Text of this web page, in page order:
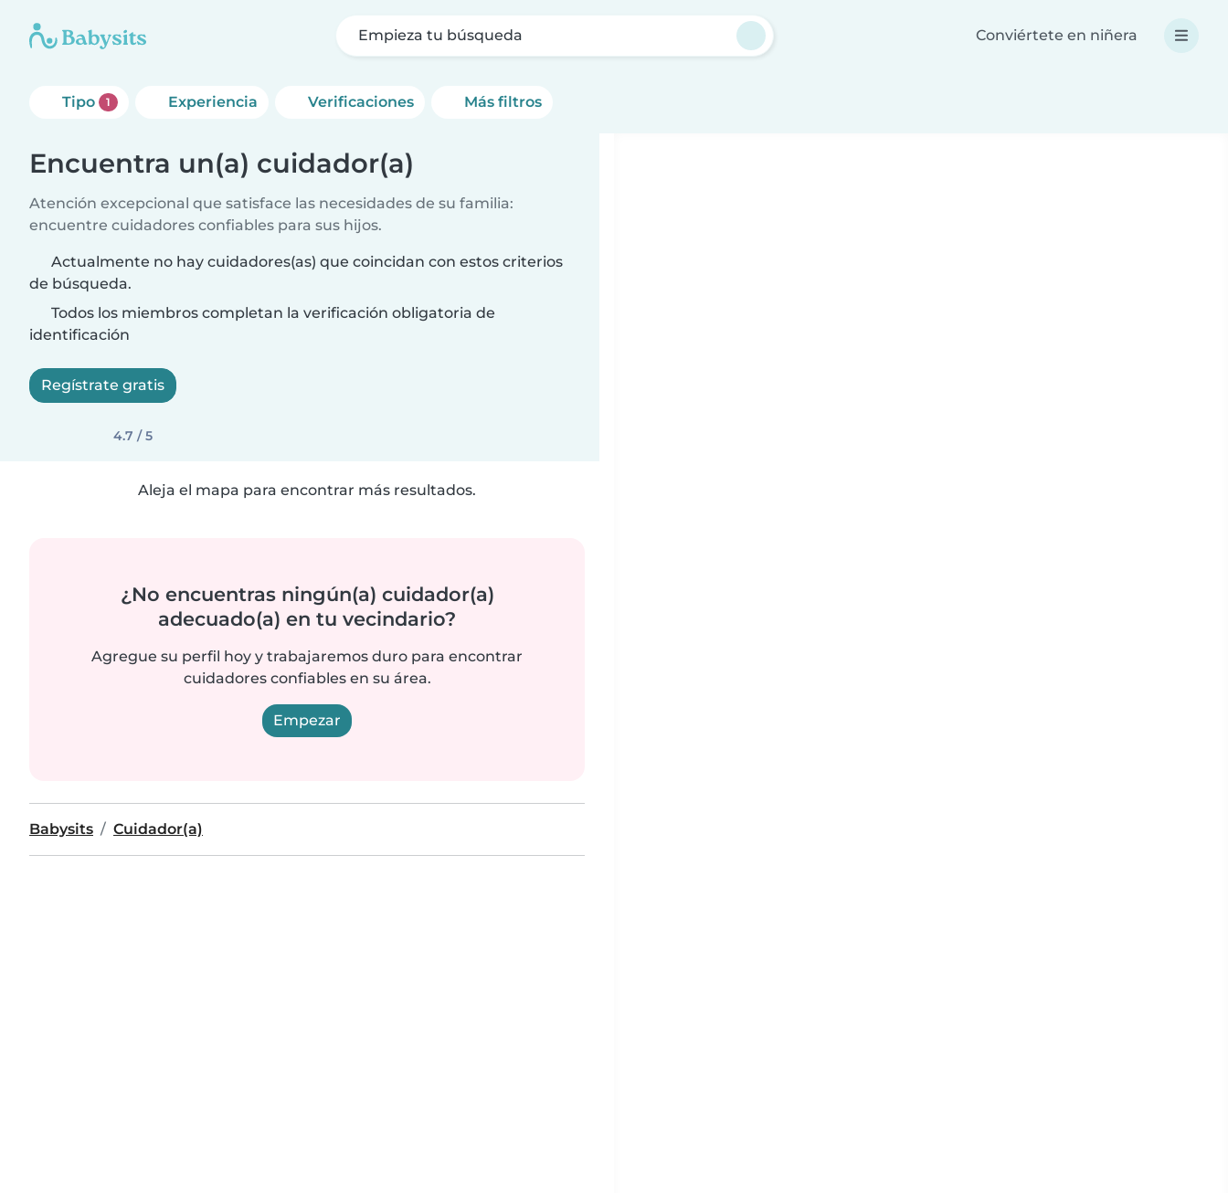
Empieza tu búsqueda Conviértete en niñera
Tipo 1 Experiencia Verificaciones Más filtros
Encuentra un(a) cuidador(a)
Atención excepcional que satisface las necesidades de su familia:
encuentre cuidadores confiables para sus hijos.
Actualmente no hay cuidadores(as) que coincidan con estos criterios
de búsqueda.
Todos los miembros completan la verificación obligatoria de
identificación
Regístrate gratis
4.7 / 5
Aleja el mapa para encontrar más resultados.
¿No encuentras ningún(a) cuidador(a)
adecuado(a) en tu vecindario?
Agregue su perfil hoy y trabajaremos duro para encontrar
cuidadores confiables en su área.
Empezar
Babysits Cuidador(a)